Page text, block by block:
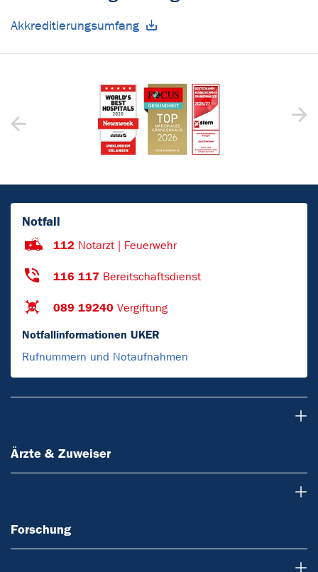
Akkreditierungsumfang
Notfall
112 Notarzt | Feuerwehr
116 117 Bereitschaftsdienst
089 19240 Vergiftung
Notfallinformationen UKER
Rufnummern und Notaufnahmen
Ärzte & Zuweiser
Forschung